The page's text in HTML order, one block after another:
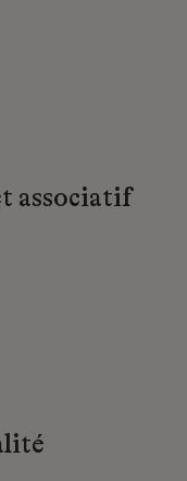
associatif